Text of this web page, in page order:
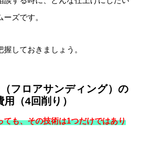
ズです。
しておきましょう。
フロアサンディング）の
用（4回削り）
ても、その技術は1つだけではあり